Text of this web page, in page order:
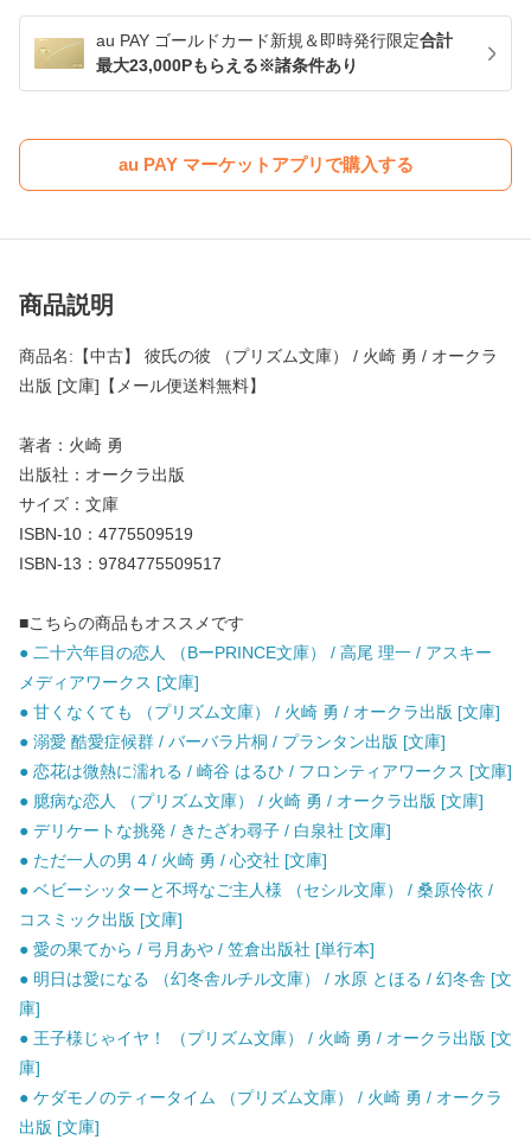
au PAY ゴールドカード新規＆即時発行限定合計
最大23,000Pもらえる※諸条件あり
au PAY マーケットアプリで購入する
商品説明
商品名:【中古】 彼氏の彼 （プリズム文庫） / 火崎 勇 / オークラ
出版 [文庫]【メール便送料無料】
著者：火崎 勇
出版社：オークラ出版
サイズ：文庫
ISBN-10：4775509519
ISBN-13：9784775509517
■こちらの商品もオススメです
● 二十六年目の恋人 （BーPRINCE文庫） / 高尾 理一 / アスキー
メディアワークス [文庫]
● 甘くなくても （プリズム文庫） / 火崎 勇 / オークラ出版 [文庫]
● 溺愛 酷愛症候群 / バーバラ片桐 / プランタン出版 [文庫]
● 恋花は微熱に濡れる / 崎谷 はるひ / フロンティアワークス [文庫]
● 臆病な恋人 （プリズム文庫） / 火崎 勇 / オークラ出版 [文庫]
● デリケートな挑発 / きたざわ尋子 / 白泉社 [文庫]
● ただ一人の男 4 / 火崎 勇 / 心交社 [文庫]
● ベビーシッターと不埒なご主人様 （セシル文庫） / 桑原伶依 /
コスミック出版 [文庫]
● 愛の果てから / 弓月あや / 笠倉出版社 [単行本]
● 明日は愛になる （幻冬舎ルチル文庫） / 水原 とほる / 幻冬舎 [文
庫]
● 王子様じゃイヤ！ （プリズム文庫） / 火崎 勇 / オークラ出版 [文
庫]
● ケダモノのティータイム （プリズム文庫） / 火崎 勇 / オークラ
出版 [文庫]